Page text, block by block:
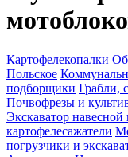
Картофелекопалки
Польское
подборщики Грабли,
Почвофрезы и
Экскаватор
картофелесажатели
погрузчики и